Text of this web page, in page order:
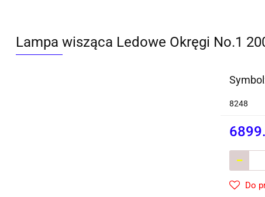
Lampa wisząca Ledowe Okręgi No.1
8248
Do